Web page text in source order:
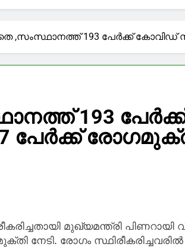
ഉണ്ടായാല്‍ അര്‍ജുന്‍ ആയങ്കിയെ
കാപ്പിക്കടയല്ല….; ഫേസ്ബുക്ക്
കാണാതായ സംഭവം, അനുനയ
അവധി പ്രഖ്യാപിച്ചു; വാരാന്ത്യ
193 പേർക്ക് കോവിഡ്
193
പേർക്ക്
മുഖ്യമന്ത്രി പിണറായി
നേടി. രോഗം സ്ഥിരീകരിച്ചവരില്‍